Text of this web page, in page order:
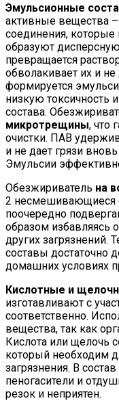
Эмульсионные
активные вещества
соединения,
образуют
превращается
обволакивает их и
формируется
низкую токсичность
состава.
микротрещины, что
очистки. ПАВ
и не дает грязи
Эмульсии
Обезжириватель на
2 несмешивающиеся
поочередно
образом избавляясь
других загрязнений.
составы достаточно
домашних условиях
Кислотные и
изготавливают с
соответственно.
вещества, так как
Кислота или щелочь
который необходим
загрязнения. В
пеногасители и
резок и неприятен.